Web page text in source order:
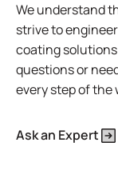
We understand
strive to
coating
questions or
every step of the
Ask an Expert